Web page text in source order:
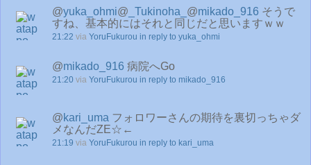
@yuka_ohmi@ _Tukinoha_ @mikado_916 そうで
すね、基本的にはそれと同じだと思いますｗｗ
21:22 via YoruFukurou in reply to yuka_ohmi
@mikado_916 病院へGo
21:20 via YoruFukurou in reply to mikado_916
@kari_uma フォロワーさんの期待を裏切っちゃダ
メなんだZE☆←
21:19 via YoruFukurou in reply to kari_uma